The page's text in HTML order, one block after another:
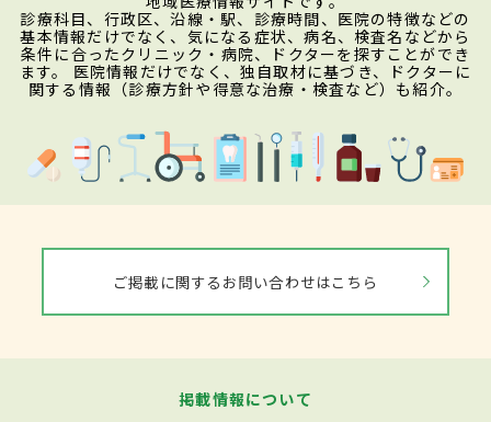
診療科目、行政区、沿線・駅、診療時間、医院の特徴などの
基本情報だけでなく、気になる症状、病名、検査名などから
条件に合ったクリニック・病院、ドクターを探すことができ
ます。 医院情報だけでなく、独自取材に基づき、ドクターに
関する情報（診療方針や得意な治療・検査など）も紹介。
ご掲載に関するお問い合わせはこちら
掲載情報について